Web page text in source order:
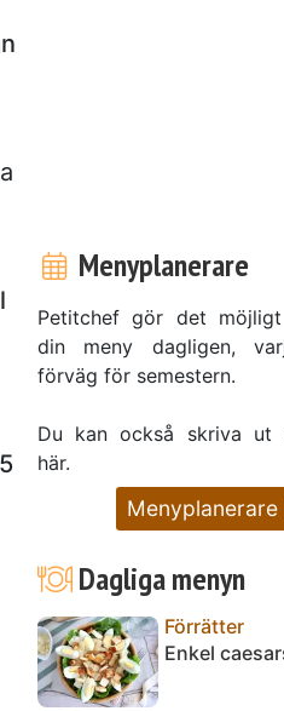
Menyplanerare
Petitchef gör det
din meny dagligen,
förväg för semestern.
Du kan också skriva ut
här.
Menyplanerare
Dagliga menyn
Förrätter
Enkel